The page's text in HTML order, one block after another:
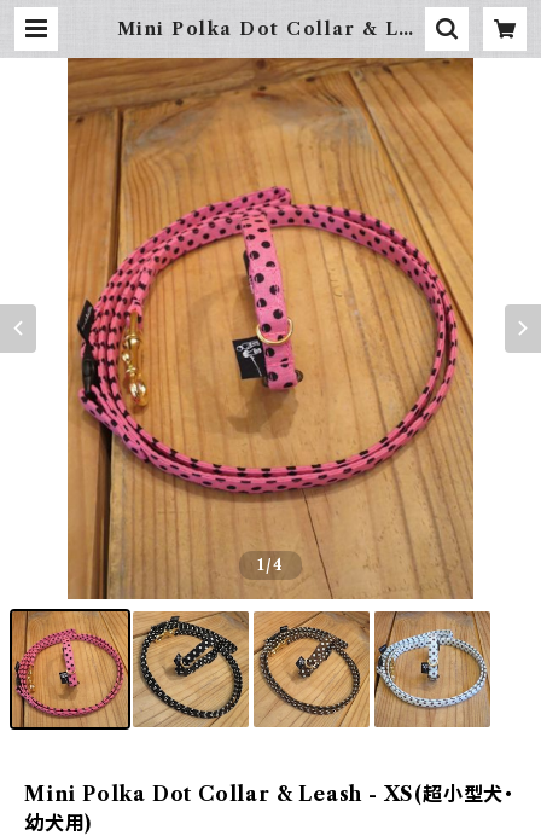
Mini Polka Dot Collar & Lea
ehütte
1/4
Mini Polka Dot Collar & Leash - XS(超小型犬・
幼犬用)